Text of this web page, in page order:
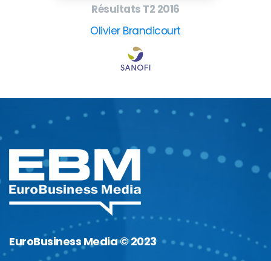
Résultats T2 2016
Olivier Brandicourt
EuroBusiness Media © 2023